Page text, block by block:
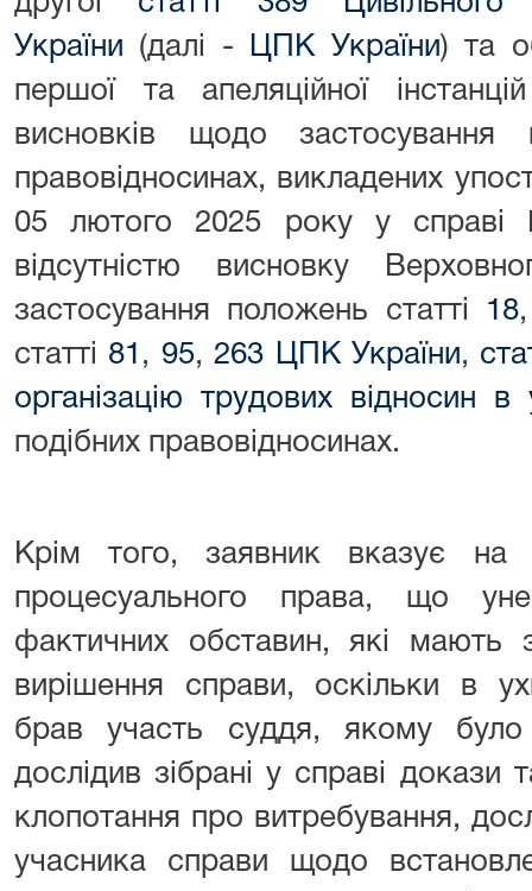
України (далі - ЦПК України) та
першої та апеляційної
висновків щодо
правовідносинах, викладених
05 лютого 2025 року у
відсутністю висновку
застосування положень статті 18
статті 81 , 95,263 ЦПК України,
організацію трудових відносин
подібних правовідносинах.
Крім того, заявник вказує
процесуального права, що
фактичних обставин, які мають
вирішення справи, оскільки в
брав участь суддя, якому
дослідив зібрані у справі докази
клопотання про витребування,
учасника справи щодо